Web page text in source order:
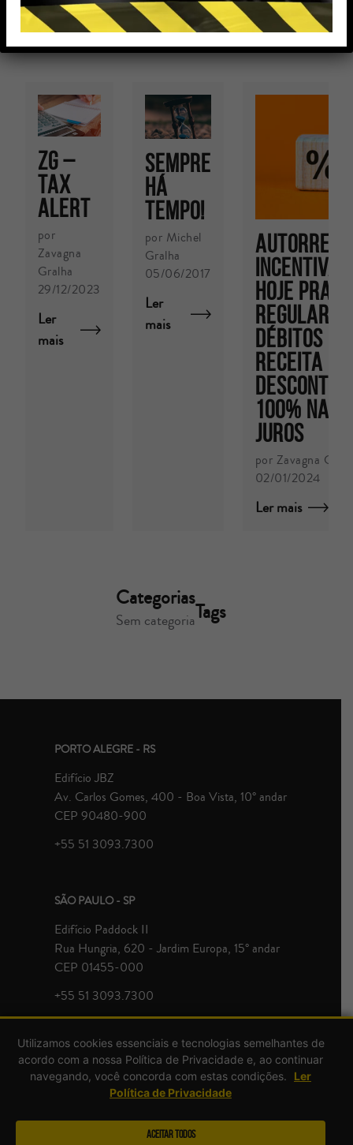
Voltar
ZG –
TAX
ALERT
por
Zavagna
Gralha
29/12/2023
Ler
mais
Sempre
há
tempo!
por Michel
Gralha
05/06/2017
Ler
mais
HOJE
DÉBITOS
RECEITA
100% NAS
JUROS
por Zavagna
02/01/2024
Ler mais
Categorias
Sem categoriaTags
PORTO ALEGRE - RS
Edifício JBZ
Av. Carlos Gomes, 400 - Boa Vista, 10° andar
CEP 90480-900
+55 51 3093.7300
SÃO PAULO - SP
Edifício Paddock II
Rua Hungria, 620 - Jardim Europa, 15° andar
CEP 01455-000
+55 51 3093.7300
© Zavagna Gralha Advogados 2026 | Todos direitos reservados.
Utilizamos cookies essenciais e tecnologias semelhantes de
acordo com a nossa Política de Privacidade e, ao continuar
navegando, você concorda com estas condições.
Ler
Política de Privacidade
Aceitar Todos